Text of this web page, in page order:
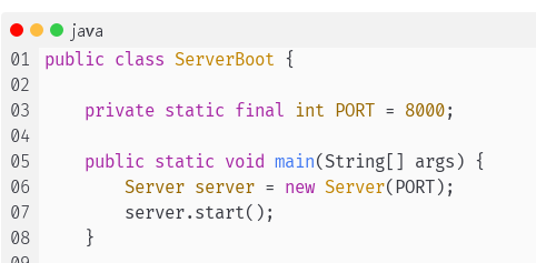
java
01
02
03
04
05
06
07
08
public class ServerBoot {
private static final int PORT = 8000;
public static void main(String[] args) {
Server server = new Server(PORT);
        server.start();
    }